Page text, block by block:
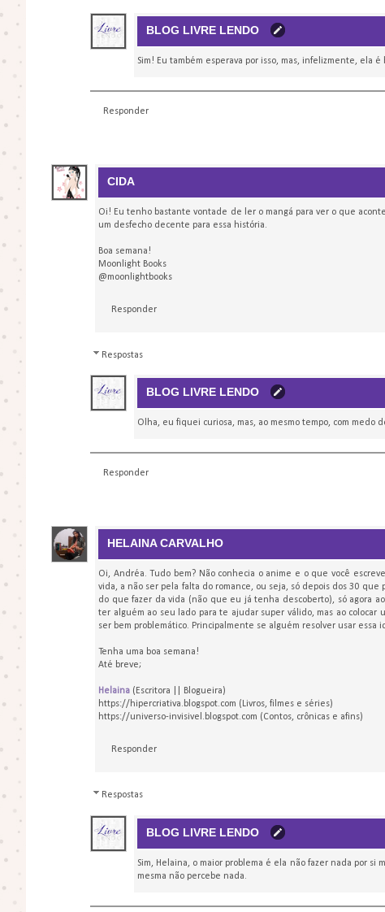
BLOG LIVRE LENDO
Sim! Eu também esperava por isso, mas, infelizmente, ela
Responder
CIDA
Oi! Eu tenho bastante vontade de ler o mangá para ver o que
um desfecho decente para essa história.
Boa semana!
Moonlight Books
@moonlightbooks
Responder
Respostas
BLOG LIVRE LENDO
Olha, eu fiquei curiosa, mas, ao mesmo tempo, com medo
Responder
HELAINA CARVALHO
Oi, Andréa. Tudo bem? Não conhecia o anime e o que você
vida, a não ser pela falta do romance, ou seja, só depois dos 30
do que fazer da vida (não que eu já tenha descoberto), só agora
ter alguém ao seu lado para te ajudar super válido, mas ao colocar
ser bem problemático. Principalmente se alguém resolver usar essa
Tenha uma boa semana!
Até breve;
Helaina (Escritora || Blogueira)
https://hipercriativa.blogspot.com (Livros, filmes e séries)
https://universo-invisivel.blogspot.com (Contos, crônicas e afins)
Responder
Respostas
BLOG LIVRE LENDO
Sim, Helaina, o maior problema é ela não fazer nada por
mesma não percebe nada.